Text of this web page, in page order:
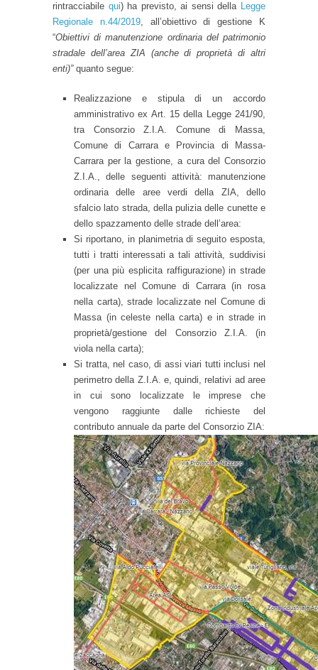
rintracciabile qui) ha previsto, ai sensi della Legge
Regionale n.44/2019, all’obiettivo di gestione K
“Obiettivi di manutenzione ordinaria del patrimonio
stradale dell’area ZIA (anche di proprietà di altri
enti)” quanto segue:
Realizzazione e stipula di un accordo
amministrativo ex Art. 15 della Legge 241/90,
tra Consorzio Z.I.A. Comune di Massa,
Comune di Carrara e Provincia di Massa-
Carrara per la gestione, a cura del Consorzio
Z.I.A., delle seguenti attività: manutenzione
ordinaria delle aree verdi della ZIA, dello
sfalcio lato strada, della pulizia delle cunette e
dello spazzamento delle strade dell’area:
Si riportano, in planimetria di seguito esposta,
tutti i tratti interessati a tali attività, suddivisi
(per una più esplicita raffigurazione) in strade
localizzate nel Comune di Carrara (in rosa
nella carta), strade localizzate nel Comune di
Massa (in celeste nella carta) e in strade in
proprietà/gestione del Consorzio Z.I.A. (in
viola nella carta);
Si tratta, nel caso, di assi viari tutti inclusi nel
perimetro della Z.I.A. e, quindi, relativi ad aree
in cui sono localizzate le imprese che
vengono raggiunte dalle richieste del
contributo annuale da parte del Consorzio ZIA: